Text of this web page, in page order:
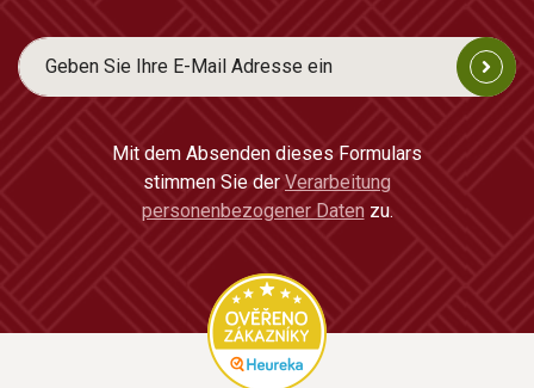
Mit dem Absenden dieses Formulars
stimmen Sie der Verarbeitung
personenbezogener Daten zu.